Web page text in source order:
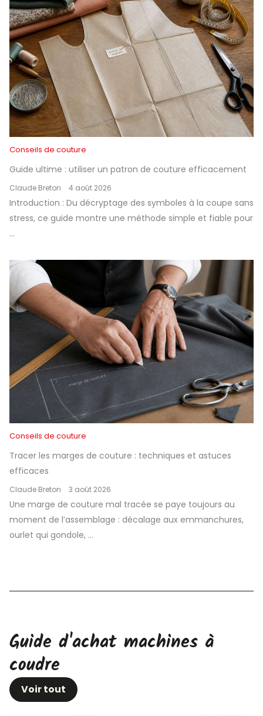
Conseils de couture
Guide ultime : utiliser un patron de couture efficacement
Claude Breton 4 août 2026
Introduction : Du décryptage des symboles à la coupe sans
stress, ce guide montre une méthode simple et fiable pour
...
Conseils de couture
Tracer les marges de couture : techniques et astuces
efficaces
Claude Breton 3 août 2026
Une marge de couture mal tracée se paye toujours au
moment de l’assemblage : décalage aux emmanchures,
ourlet qui gondole, ...
Guide d'achat machines à
coudre
Voir tout